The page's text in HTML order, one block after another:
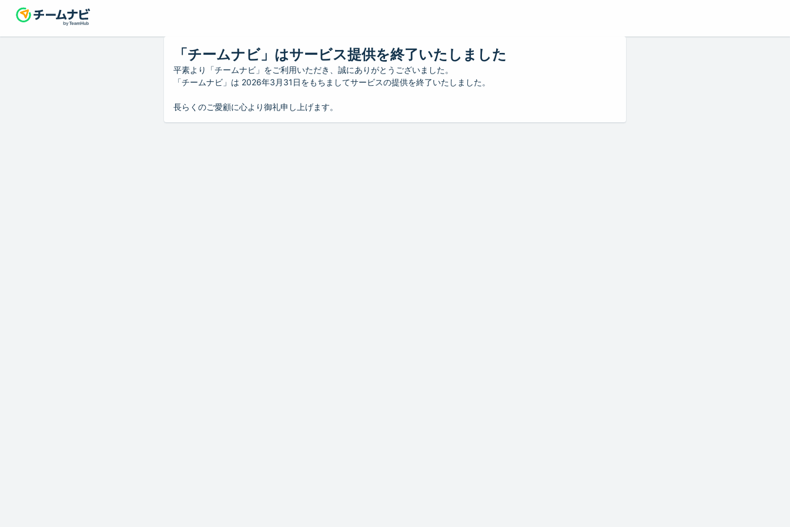
「チームナビ」はサービス提供を終了いたしました
平素より「チームナビ」をご利用いただき、誠にありがとうございました。
「チームナビ」は 2026年3月31日をもちましてサービスの提供を終了いたしました。
長らくのご愛顧に心より御礼申し上げます。